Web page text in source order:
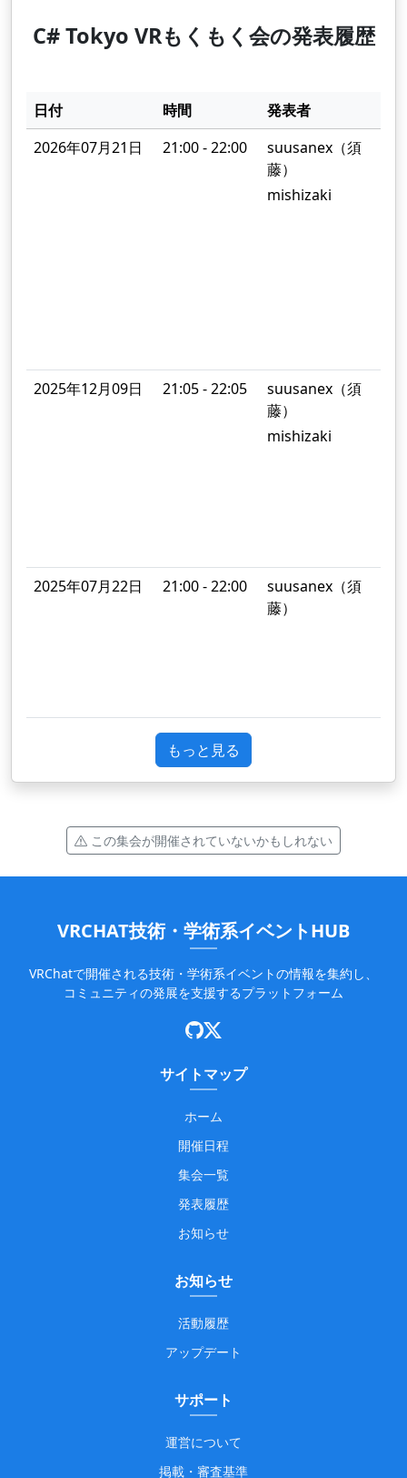
C# Tokyo VRもくもく会の発表履歴
日付 時間 発表者
2026年07月21日
21:00 - 22:00
suusanex（須
藤）
mishizaki
2025年12月09日 21:05 - 22:05
suusanex（須
藤）
mishizaki
2025年07月22日 21:00 - 22:00
suusanex（須
藤）
もっと見る
この集会が開催されていないかもしれない
VRCHAT技術・学術系イベントHUB
VRChatで開催される技術・学術系イベントの情報を集約し、
コミュニティの発展を支援するプラットフォーム
サイトマップ
ホーム
開催日程
集会一覧
発表履歴
お知らせ
お知らせ
活動履歴
アップデート
サポート
運営について
掲載・審査基準